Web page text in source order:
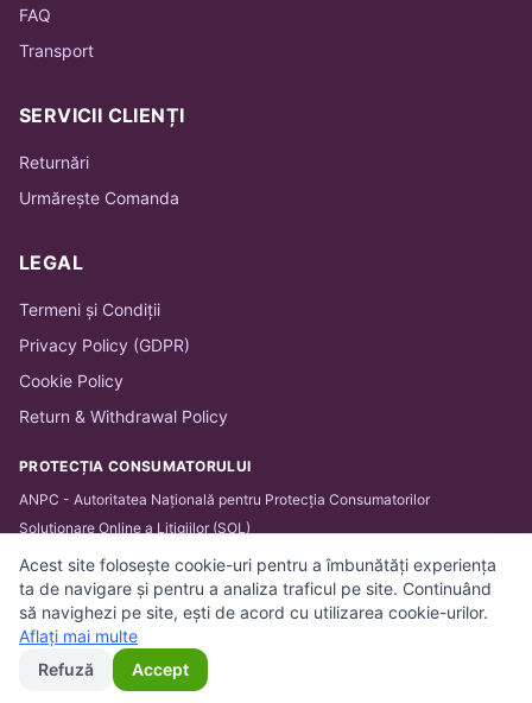
FAQ
Transport
SERVICII CLIENȚI
Returnări
Urmărește Comanda
LEGAL
Termeni și Condiții
Privacy Policy (GDPR)
Cookie Policy
Return & Withdrawal Policy
PROTECȚIA CONSUMATORULUI
ANPC - Autoritatea Națională pentru Protecția Consumatorilor
Soluționare Online a Litigiilor (SOL)
© 2026 BARTHA IT SOLUTIONS SRL. Toate drepturile
Acest site folosește cookie-uri pentru a îmbunătăți experiența
ta de navigare și pentru a analiza traficul pe site. Continuând
să navighezi pe site, ești de acord cu utilizarea cookie-urilor.
Aflați mai multe
Refuză
Accept